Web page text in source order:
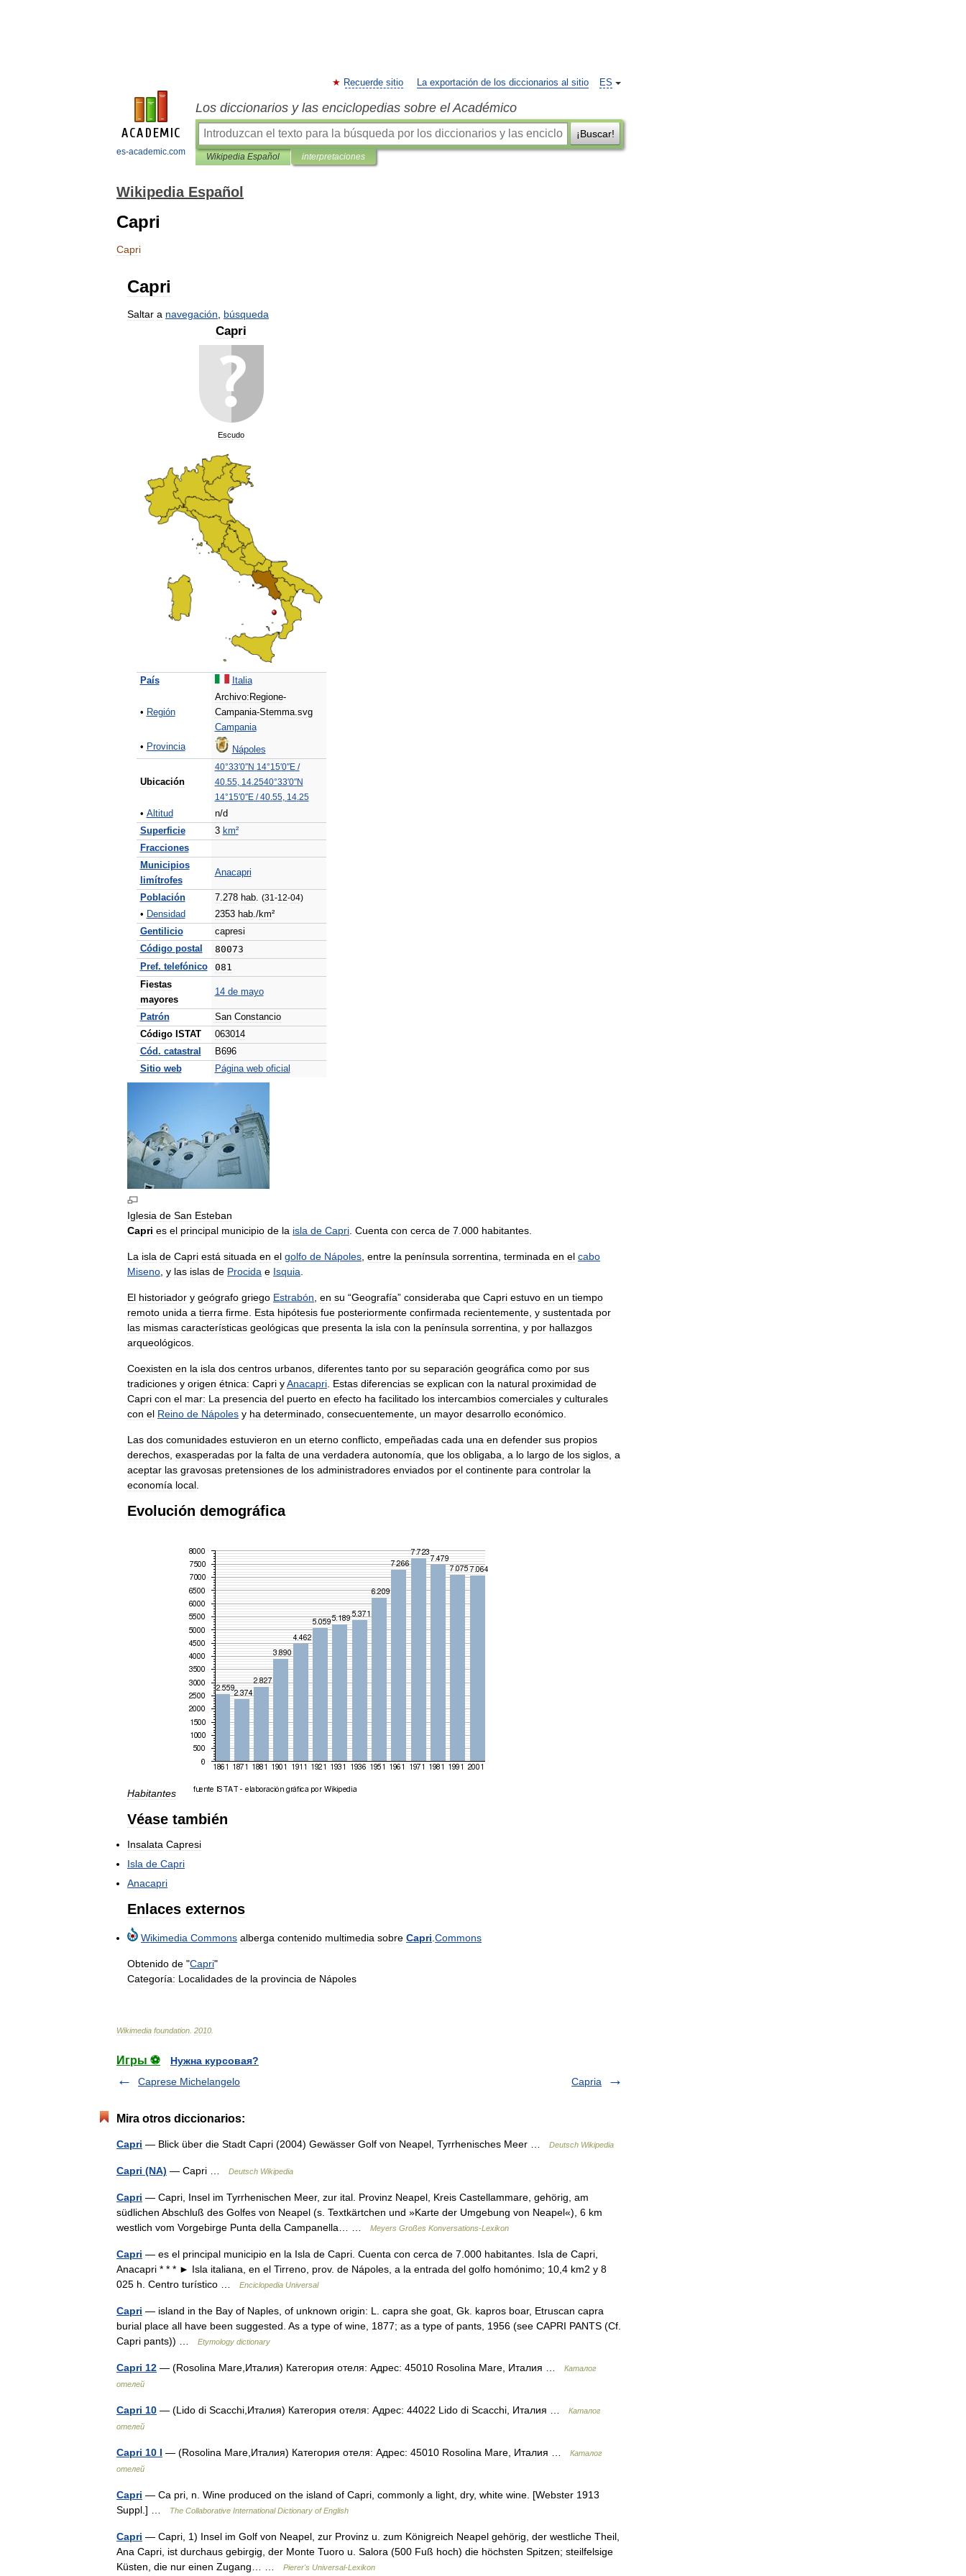
es-academic.com
ES
Recuerde sitio La exportación de los diccionarios al sitio
Los diccionarios y las enciclopedias sobre el Académico
¡Buscar!
Wikipedia Español interpretaciones
Wikipedia Español
Capri
Capri
Capri
Saltar a navegación búsqueda
Capri
Escudo
País Italia
• Región
Archivo:Regione-
Campania-Stemma.svg
Campania
• Provincia Nápoles
Ubicación
40°33′0″N 14°15′0″E/
40.55, 14.2540°33′0″N
14°15′0″E/40.55, 14.25
• Altitud n/d
Superficie
3 km²
Fracciones
Municipios
limítrofes
Anacapri
Población 7.278 hab. (31-12-04)
• Densidad 2353 hab./km²
Gentilicio
capresi
Código postal 80073
Pref. telefónico 081
Fiestas
mayores
14 de mayo
Patrón San Constancio
Código
ISTAT
063014
Cód. catastral
B696
Sitio web Página web oficial
Iglesia de San Esteban
Capri es el principal municipio de la isla de Capri. Cuenta con cerca de 7.000 habitantes.
La isla de Capri está situada en el golfo de Nápoles, entre la península sorrentina, terminada en el cabo
Miseno, y las islas de Procida e Isquia.
El historiador y geógrafo griego Estrabón, en su “Geografía” consideraba que Capri estuvo en un tiempo
remoto unida a tierra firme. Esta hipótesis fue posteriormente confirmada recientemente, y sustentada por
las mismas características geológicas que presenta la isla con la península sorrentina, y por hallazgos
arqueológicos.
Coexisten en la isla dos centros urbanos, diferentes tanto por su separación geográfica como por sus
tradiciones y origen étnica: Capri yAnacapri. Estas diferencias se explican con la natural proximidad de
Capri con el mar: La presencia del puerto en efecto ha facilitado los intercambios comerciales y culturales
con el Reino de Nápoles y ha determinado, consecuentemente, un mayor desarrollo económico.
Las dos comunidades estuvieron en un eterno conflicto, empeñadas cada una en defender sus propios
derechos, exasperadas por la falta de una verdadera autonomía, que los obligaba, a lo largo de los siglos, a
aceptar las gravosas pretensiones de los administradores enviados por el continente para controlar la
economía local.
Evolución demográfica
Habitantes
Véase también
Insalata Capresi
Isla de Capri
Anacapri
Enlaces externos
Wikimedia Commons alberga contenido multimedia sobre Capri.Commons
Obtenido de "Capri"
Categoría: Localidades de la provincia de Nápoles
Wikimedia foundation. 2010.
Игры ⚽
Нужна курсовая?
Caprese Michelangelo
Capria
Mira otros diccionarios:
Capri — Blick über die Stadt Capri (2004) Gewässer Golf von Neapel, Tyrrhenisches Meer … Deutsch Wikipedia
Capri (NA) — Capri … Deutsch Wikipedia
Capri — Capri, Insel im Tyrrhenischen Meer, zur ital. Provinz Neapel, Kreis Castellammare, gehörig, am
südlichen Abschluß des Golfes von Neapel (s. Textkärtchen und »Karte der Umgebung von Neapel«), 6 km
westlich vom Vorgebirge Punta della Campanella… …
Meyers Großes Konversations-Lexikon
Capri — es el principal municipio en la Isla de Capri. Cuenta con cerca de 7.000 habitantes. Isla de Capri,
Anacapri * * * ► Isla italiana, en el Tirreno, prov. de Nápoles, a la entrada del golfo homónimo; 10,4 km2 y 8
025 h. Centro turístico …
Enciclopedia Universal
Capri — island in the Bay of Naples, of unknown origin: L. capra she goat, Gk. kapros boar, Etruscan capra
burial place all have been suggested. As a type of wine, 1877; as a type of pants, 1956 (see CAPRI PANTS (Cf.
Capri pants)) …
Etymology dictionary
Capri 12 — (Rosolina Mare,Италия) Категория отеля: Адрес: 45010 Rosolina Mare, Италия …
Каталог
отелей
Capri 10 — (Lido di Scacchi,Италия) Категория отеля: Адрес: 44022 Lido di Scacchi, Италия …
Каталог
отелей
Capri 10 I — (Rosolina Mare,Италия) Категория отеля: Адрес: 45010 Rosolina Mare, Италия …
Каталог
отелей
Capri — Ca pri, n. Wine produced on the island of Capri, commonly a light, dry, white wine. [Webster 1913
Suppl.] …
The Collaborative International Dictionary of English
Capri — Capri, 1) Insel im Golf von Neapel, zur Provinz u. zum Königreich Neapel gehörig, der westliche Theil,
Ana Capri, ist durchaus gebirgig, der Monte Tuoro u. Salora (500 Fuß hoch) die höchsten Spitzen; steilfelsige
Küsten, die nur einen Zugang… …
Pierer's Universal-Lexikon